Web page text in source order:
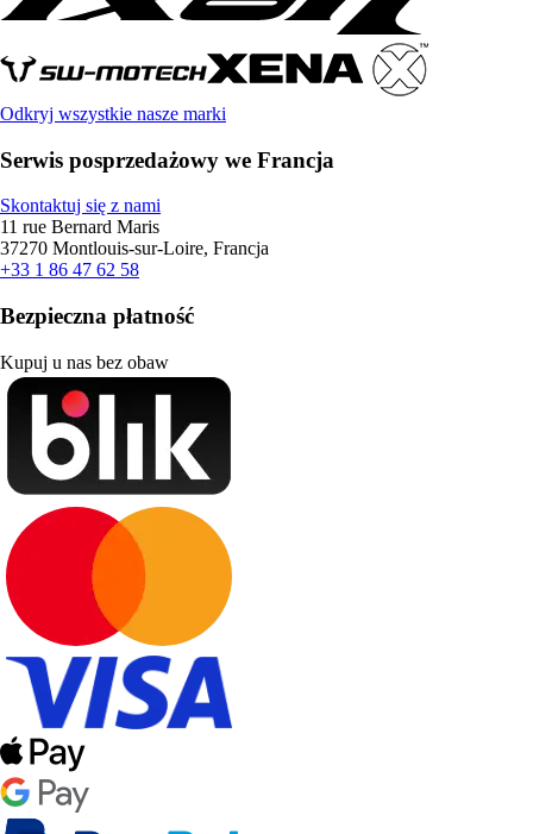
Odkryj wszystkie nasze marki
Serwis posprzedażowy we Francja
Skontaktuj się z nami
11 rue Bernard Maris
37270 Montlouis-sur-Loire, Francja
+33 1 86 47 62 58
Bezpieczna płatność
Kupuj u nas bez obaw